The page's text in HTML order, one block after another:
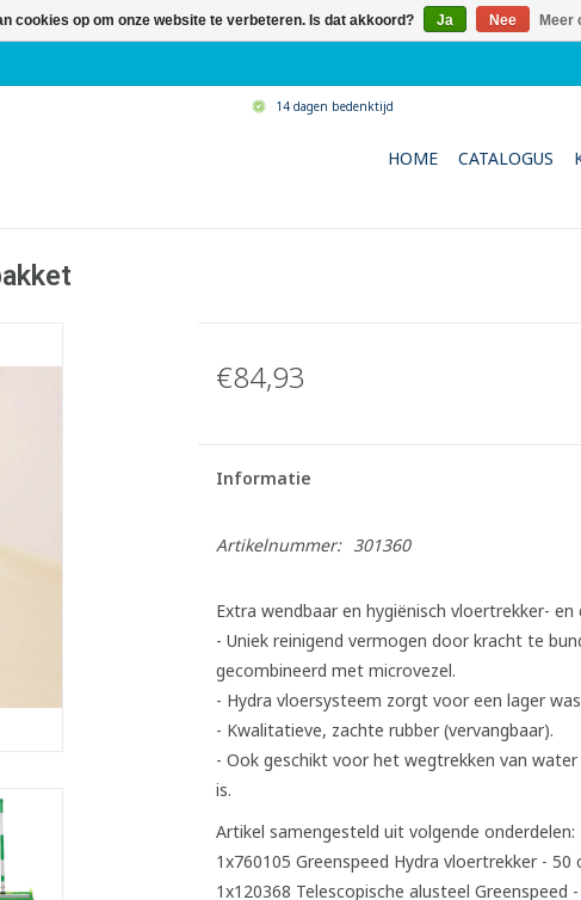
14 dagen bedenktijd
HOME CATALOGUS
€84,93
Informatie
Artikelnummer: 301360
Extra wendbaar en hygiënisch vloertrekker- en
- Uniek reinigend vermogen door kracht te
gecombineerd met microvezel.
- Hydra vloersysteem zorgt voor een lager
- Kwalitatieve, zachte rubber (vervangbaar).
- Ook geschikt voor het wegtrekken van
is.
Artikel samengesteld uit volgende onderdelen:
1x760105 Greenspeed Hydra vloertrekker - 50
1x120368 Telescopische alusteel Greenspeed
cookies op om onze website te verbeteren. Is dat akkoord? Ja Nee Meer